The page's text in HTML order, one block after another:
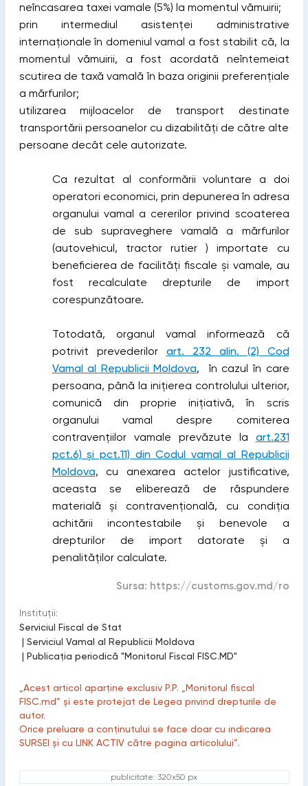
neîncasarea taxei vamale (5%) la momentul vămuirii;
prin intermediul asistenței administrative
internaționale în domeniul vamal a fost stabilit că, la
momentul vămuirii, a fost acordată neîntemeiat
scutirea de taxă vamală în baza originii preferențiale
a mărfurilor;
utilizarea mijloacelor de transport destinate
transportării persoanelor cu dizabilități de către alte
persoane decât cele autorizate.
Ca rezultat al conformării voluntare a doi
operatori economici, prin depunerea în adresa
organului vamal a cererilor privind scoaterea
de sub supraveghere vamală a mărfurilor
(autovehicul, tractor rutier ) importate cu
beneficierea de facilități fiscale și vamale, au
fost recalculate drepturile de import
corespunzătoare.
Totodată, organul vamal informează că
potrivit prevederilor art. 232 alin. (2) Cod
Vamal al Republicii Moldova, în cazul în care
persoana, până la inițierea controlului ulterior,
comunică din proprie inițiativă, în scris
organului vamal despre comiterea
contravențiilor vamale prevăzute la art.231
pct.6) şi pct.11) din Codul vamal al Republicii
Moldova, cu anexarea actelor justificative,
aceasta se eliberează de răspundere
materială şi contravențională, cu condiția
achitării incontestabile şi benevole a
drepturilor de import datorate şi a
penalităților calculate.
Sursa: https://customs.gov.md/ro
Instituții:
Serviciul Fiscal de Stat
| Serviciul Vamal al Republicii Moldova
| Publicaţia periodică "Monitorul Fiscal FISC.MD"
„Acest articol aparține exclusiv P.P. „Monitorul fiscal
FISC.md” și este protejat de Legea privind drepturile de
autor.
Orice preluare a conținutului se face doar cu indicarea
SURSEI și cu LINK ACTIV către pagina articolului”.
publicitate: 320x50 px